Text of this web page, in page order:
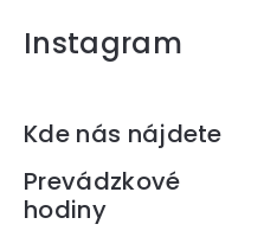
Instagram
Zápätie
Kde nás nájdete
Prevádzkové
hodiny